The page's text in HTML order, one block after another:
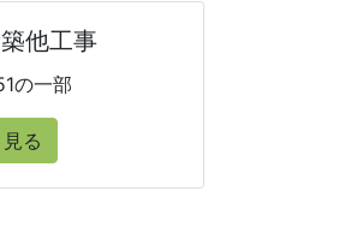
他工事
の一部
る